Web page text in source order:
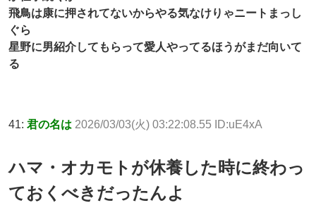
飛鳥は康に押されてないからやる気なけりゃニートまっし
ぐら
星野に男紹介してもらって愛人やってるほうがまだ向いて
る
41: 君の名は 2026/03/03(火) 03:22:08.55 ID:uE4xA
ハマ・オカモトが休養した時に終わっ
ておくべきだったんよ